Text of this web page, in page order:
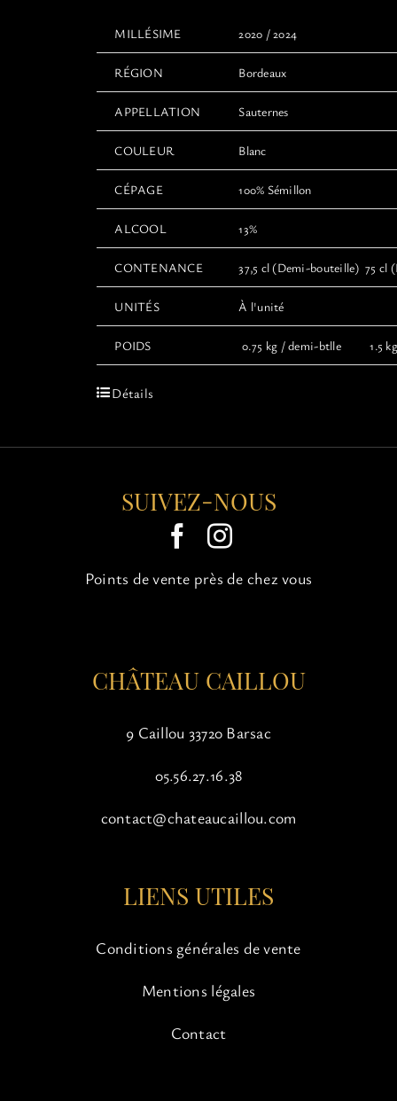
MILLÉSIME 2020 / 2024
RÉGION Bordeaux
APPELLATION Sauternes
COULEUR Blanc
CÉPAGE 100% Sémillon
ALCOOL 13%
CONTENANCE 37,5 cl (Demi-bouteille) 75 cl
UNITÉS À l'unité
POIDS 0.75 kg / demi-btlle 1.5
Détails
SUIVEZ-NOUS
Points de vente près de chez vous
CHÂTEAU CAILLOU
9 Caillou 33720 Barsac
05.56.27.16.38
contact@chateaucaillou.com
LIENS UTILES
Conditions générales de vente
Mentions légales
Contact